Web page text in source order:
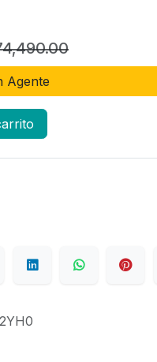
Agente